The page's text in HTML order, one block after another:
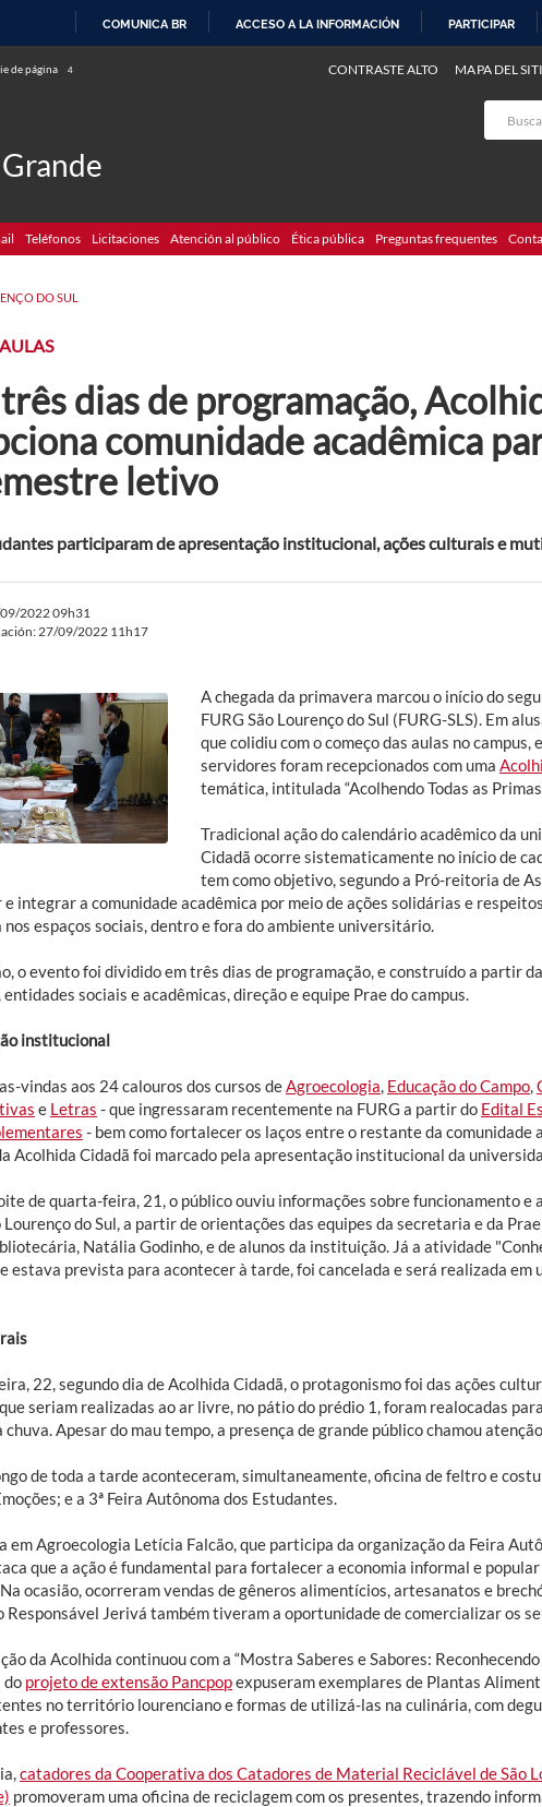
COMUNICA BR ACCESO A LA INFORMACIÓN PARTICIPAR
de página 4 CONTRASTE ALTO MAPA DEL
Teléfonos Licitaciones Atención al público Ética pública Preguntas frequentes
DO SUL
dias de programação,
comunidade acadêmica
letivo
participaram de apresentação institucional, ações culturais e
2022 09h31
27/09/2022 11h17
A chegada da primavera marcou o início do
FURG São Lourenço do Sul (FURG-SLS). Em
que colidiu com o começo das aulas no campus,
servidores foram recepcionados com uma
temática, intitulada “Acolhendo Todas as
Tradicional ação do calendário acadêmico da
Cidadã ocorre sistematicamente no início de
tem como objetivo, segundo a Pró-reitoria de
integrar a comunidade acadêmica por meio de ações solidárias e
espaços sociais, dentro e fora do ambiente universitário.
o evento foi dividido em três dias de programação, e construído a partir
sociais e acadêmicas, direção e equipe Prae do campus.
institucional
vindas aos 24 calouros dos cursos de Agroecologia Educação do Campo
e Letras - que ingressaram recentemente na FURG a partir do Edital
- bem como fortalecer os laços entre o restante da comunidade
Acolhida Cidadã foi marcado pela apresentação institucional da
de quarta-feira, 21, o público ouviu informações sobre funcionamento e
Lourenço do Sul, a partir de orientações das equipes da secretaria e da
Natália Godinho, e de alunos da instituição. Já a atividade
estava prevista para acontecer à tarde, foi cancelada e será realizada em
22, segundo dia de Acolhida Cidadã, o protagonismo foi das ações
seriam realizadas ao ar livre, no pátio do prédio 1, foram realocadas
chuva. Apesar do mau tempo, a presença de grande público chamou atenção.
de toda a tarde aconteceram, simultaneamente, oficina de feltro e
e a 3ª Feira Autônoma dos Estudantes.
em Agroecologia Letícia Falcão, que participa da organização da Feira
que a ação é fundamental para fortalecer a economia informal e
ocasião, ocorreram vendas de gêneros alimentícios, artesanatos e
Responsável Jerivá também tiveram a oportunidade de comercializar os
da Acolhida continuou com a “Mostra Saberes e Sabores: Reconhecendo
do projeto de extensão Pancpopexpuseram exemplares de Plantas
no território lourenciano e formas de utilizá-las na culinária, com
e professores.
catadores da Cooperativa dos Catadores de Material Reciclável de São
promoveram uma oficina de reciclagem com os presentes, trazendo